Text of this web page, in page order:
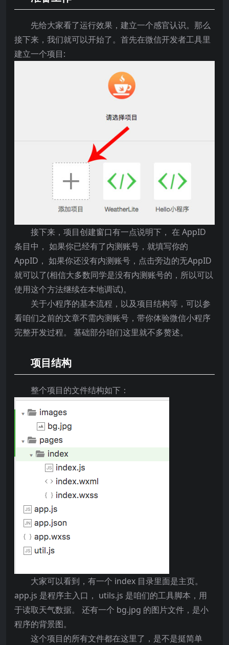
先给大家看了运行效果，建立一个感官认识。那么
接下来，我们就可以开始了。首先在微信开发者工具里
建立一个项目:
接下来，项目创建窗口有一点说明下， 在 AppID
条目中， 如果你已经有了内测账号，就填写你的
AppID， 如果你还没有内测账号，点击旁边的无AppID
就可以了(相信大多数同学是没有内测账号的，所以可以
使用这个方法继续在本地调试)。
关于小程序的基本流程，以及项目结构等，可以参
看咱们之前的文章不需内测账号，带你体验微信小程序
完整开发过程。 基础部分咱们这里就不多赘述。
项目结构
整个项目的文件结构如下：
大家可以看到，有一个 index 目录里面是主页。
app.js 是程序主入口， utils.js 是咱们的工具脚本，用
于读取天气数据。 还有一个 bg.jpg 的图片文件，是小
程序的背景图。
这个项目的所有文件都在这里了，是不是挺简单